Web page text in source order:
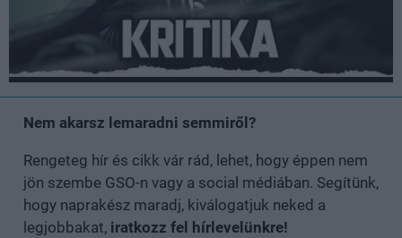
Nem akarsz lemaradni semmiről?
Rengeteg hír és cikk vár rád, lehet, hogy éppen nem
jön szembe GSO-n vagy a social médiában. Segítünk,
hogy naprakész maradj, kiválogatjuk neked a
legjobbakat, iratkozz fel hírlevelünkre!